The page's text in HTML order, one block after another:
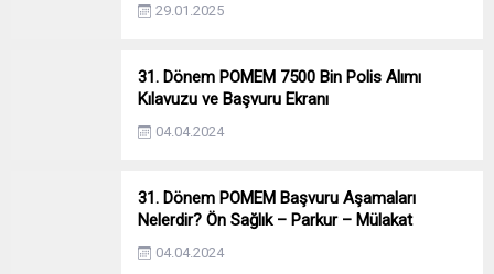
29.01.2025
31. Dönem POMEM 7500 Bin Polis Alımı
Kılavuzu ve Başvuru Ekranı
04.04.2024
31. Dönem POMEM Başvuru Aşamaları
Nelerdir? Ön Sağlık – Parkur – Mülakat
04.04.2024